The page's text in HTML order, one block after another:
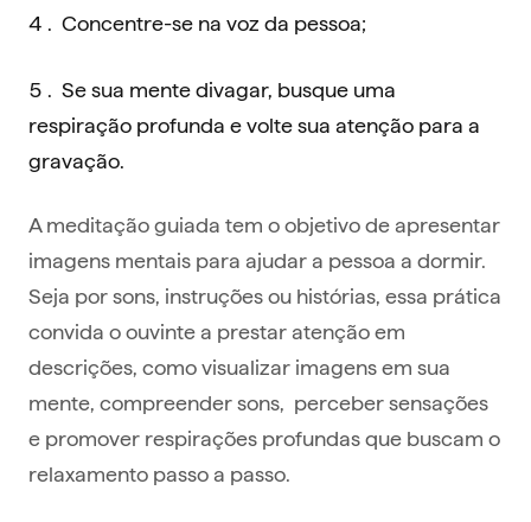
Concentre-se na voz da pessoa;
Se sua mente divagar, busque uma
respiração profunda e volte sua atenção para a
gravação.
A meditação guiada tem o objetivo de apresentar
imagens mentais para ajudar a pessoa a dormir.
Seja por sons, instruções ou histórias, essa prática
convida o ouvinte a prestar atenção em
descrições, como visualizar imagens em sua
mente, compreender sons, perceber sensações
e promover respirações profundas que buscam o
relaxamento passo a passo.